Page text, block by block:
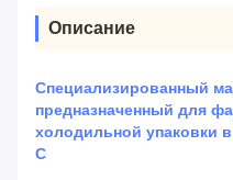
Описание
Специализированный
предназначенный для
холодильной упаковки
C